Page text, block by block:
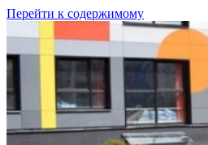
Перейти к содержимому